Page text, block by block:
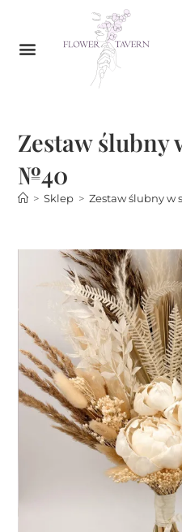
Zestaw ślubny
№40
> Sklep > Zestaw ślubny